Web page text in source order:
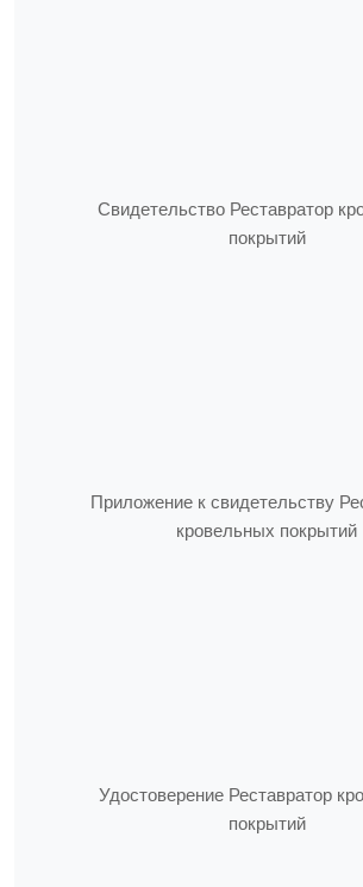
Свидетельство Реставратор
покрытий
Приложение к свидетельству
кровельных покрытий
Удостоверение Реставратор
покрытий